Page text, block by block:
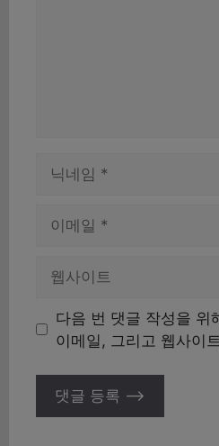
트
다음 번 댓글 작성을 위
이메일, 그리고 웹사이